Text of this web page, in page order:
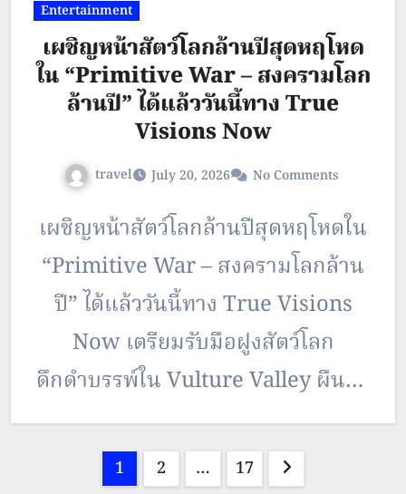
แบบยกเครื่องในแบบ coming-of-age
ซึ่งเต็มไปด้วยความมืดหม่นที่ตาม
ติดตัวของ “พินอคคิโอ” หุ่นไม้ใน
ตำนานกับการออกเดินทางสุดระทึกอัน
ไปสู่การเป็นกลายเป็น “เด็กจริง ๆ”
เมื่อหุ่นไม้ตัวน้อยตระหนักว่าความแตก
ต่างระหว่างหุ่นไม้กับมนุษย์นั้นมีเพียง
“อวัยวะกับอะไรต่อมิอะไรข้างใน
เท่านั้น” จากนั้นจึงเริ่มลงมือจัดการกับ
เหยื่อในสไตล์สแลชเชอร์สุดโหด เพื่อที่
จะล่าเอา เนื้อ, หนัง ลำไส้ และอวัยวะ
อื่น ๆ จากเหยื่อมาประกอบขึ้นเป็นร่าง
ของมนุษย์ให้กับตัวเอง…
Entertainment
เผชิญหน้าสัตว์โลกล้านปีสุดหฤโหด
ใน “Primitive War – สงครามโลก
ล้านปี” ได้แล้ววันนี้ทาง True
Visions Now
travel July 20, 2026 No Comments
เผชิญหน้าสัตว์โลกล้านปีสุดหฤโหดใน
“Primitive War – สงครามโลกล้าน
ปี” ได้แล้ววันนี้ทาง True Visions
Now เตรียมรับมือฝูงสัตว์โลก
ดึกดำบรรพ์ใน Vulture Valley ผืนป่า
มรณะ ไปกับ “Primitive War –
สงครามโลกล้านปี” เริ่มสตรีมแล้ววันนี้
1 2 … 17